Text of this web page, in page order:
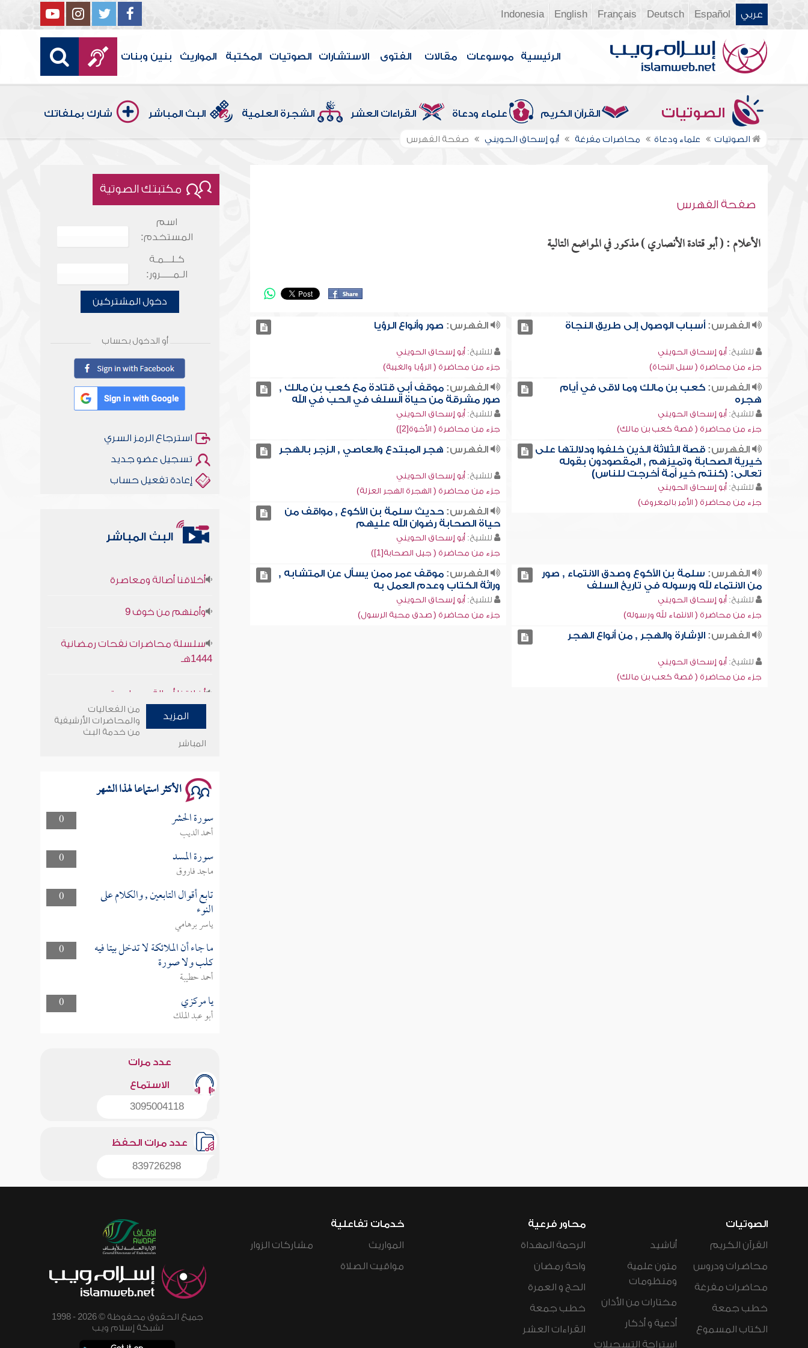
عربي Español
Deutsch
Français
English
Indonesia
الرئيسية موسوعات مقالات الفتوى الاستشارات الصوتيات المكتبة المواريث بنين وبنات
الصوتيات القرآن الكريم علماء ودعاة القراءات العشر الشجرة العلمية البث المباشر شارك بملفاتك
الصوتيات علماء ودعاة محاضرات مفرغة أبو إسحاق الحويني صفحة الفهرس
صفحة الفهرس
الأعلام : ( أبو قتادة الأنصاري ) مذكور في المواضع التالية
الفهرس:أسباب الوصول إلى طريق النجاة
للشيخ: أبو إسحاق الحويني
جزء من محاضرة ( سبل النجاة)
الفهرس: صور وأنواع الرؤيا
للشيخ: أبو إسحاق الحويني
جزء من محاضرة ( الرؤيا والغيبة)
الفهرس:كعب بن مالك وما لاقى في أيام
هجره
للشيخ: أبو إسحاق الحويني
جزء من محاضرة ( قصة كعب بن مالك)
الفهرس: موقف أبي قتادة مع كعب بن مالك ,
صور مشرقة من حياة السلف في الحب في الله
للشيخ: أبو إسحاق الحويني
جزء من محاضرة ( الأخوة[2])
الفهرس:قصة الثلاثة الذين خلفوا ودلالتها على
خيرية الصحابة وتميزهم , المقصودون بقوله
تعالى: (كنتم خير أمة أخرجت للناس)
للشيخ: أبو إسحاق الحويني
جزء من محاضرة ( الأمر بالمعروف)
الفهرس: هجر المبتدع والعاصي , الزجر بالهجر
للشيخ: أبو إسحاق الحويني
جزء من محاضرة ( الهجرة الهجر العزلة)
الفهرس: حديث سلمة بن الأكوع , مواقف من
حياة الصحابة رضوان الله عليهم
للشيخ: أبو إسحاق الحويني
جزء من محاضرة ( جيل الصحابة[1])
الفهرس: سلمة بن الأكوع وصدق الانتماء , صور
من الانتماء لله ورسوله في تاريخ السلف
للشيخ: أبو إسحاق الحويني
جزء من محاضرة ( الانتماء لله ورسوله)
الفهرس: موقف عمر ممن يسأل عن المتشابه ,
وراثة الكتاب وعدم العمل به
للشيخ: أبو إسحاق الحويني
جزء من محاضرة ( صدق محبة الرسول)
الفهرس:الإشارة والهجر , من أنواع الهجر
للشيخ: أبو إسحاق الحويني
جزء من محاضرة ( قصة كعب بن مالك)
مكتبتك الصوتية
اسم
المستخدم:
كـلـــمـة
الـمـــــرور:
دخول المشتركين
أو الدخول بحساب
استرجاع الرمز السري
تسجيل عضو جديد
إعادة تفعيل حساب
البث المباشر
1444هـ
وأمنهم من خوف 9
سلسلة محاضرات نفحات رمضانية
المزيد
من الفعاليات
والمحاضرات الأرشيفية
من خدمة البث
المباشر
الأكثر استماعا لهذا الشهر
0 سورة الحشر
أحمد الديب
0
سورة المسد
ماجد فاروق
0
تابع أقوال التابعين , والكلام على
النوء
ياسر برهامي
0
ما جاء أن الملائكة لا تدخل بيتا فيه
كلب ولا صورة
أحمد حطيبة
0
يا مركزي
أبو عبد الملك
عدد مرات
الاستماع
3095004118
عدد مرات الحفظ
839726298
الصوتيات
القرآن الكريم
محاضرات ودروس
محاضرات مفرغة
خطب جمعة
الكتاب المسموع
أناشيد
متون علمية
ومنظومات
مختارات من الأذان
أدعية و أذكار
استراحة التسجيلات
محاور فرعية
الرحمة المهداة
واحة رمضان
الحج و العمرة
خطب جمعة
القراءات العشر
خدمات تفاعلية
المواريث
مواقيت الصلاة
مشاركات الزوار
جميع الحقوق محفوظة © 2026 - 1998
لشبكة إسلام ويب